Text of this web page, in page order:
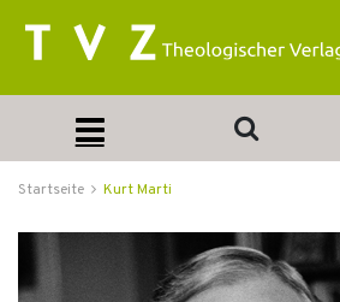
Startseite Kurt Marti